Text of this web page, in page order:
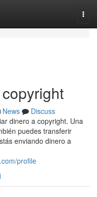
News
Discuss
dinero a copyright. Una
puedes transferir
enviando dinero a
profile